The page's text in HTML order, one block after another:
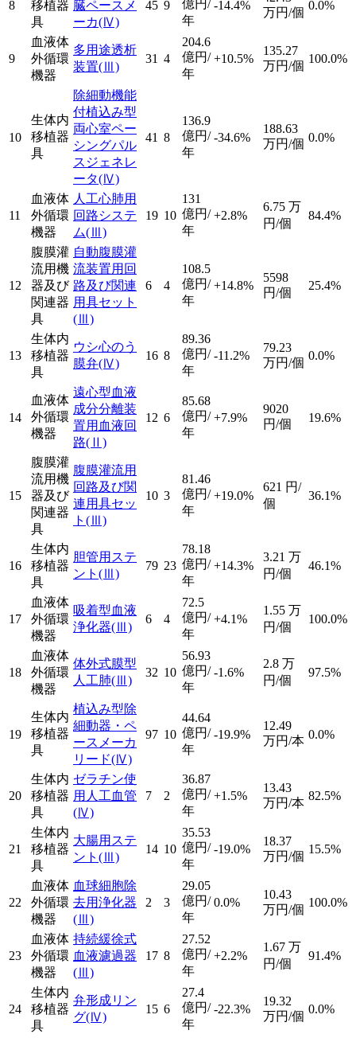
8
移植器
具
臓ペースメ
ーカ(Ⅳ)
45 9
億円/
年
-14.4%
万円/個
0.0%
9
血液体
外循環
機器
多用途透析
装置(Ⅲ)
31 4
204.6
億円/
年
+10.5%
135.27
万円/個
100.0%
10
生体内
移植器
具
除細動機能
付植込み型
両心室ペー
シングパル
スジェネレ
ータ(Ⅳ)
41 8
136.9
億円/
年
-34.6%
188.63
万円/個 0.0%
11
血液体
外循環
機器
人工心肺用
回路システ
ム(Ⅲ)
19 10
131
億円/
年
+2.8%
6.75 万
円/個
84.4%
12
腹膜灌
流用機
器及び
関連器
具
自動腹膜灌
流装置用回
路及び関連
用具セット
(Ⅲ)
6 4
108.5
億円/
年
+14.8%
5598
円/個
25.4%
13
生体内
移植器
具
ウシ心のう
膜弁(Ⅳ)
16 8
89.36
億円/
年
-11.2%
79.23
万円/個
0.0%
14
血液体
外循環
機器
遠心型血液
成分分離装
置用血液回
路(Ⅱ)
12 6
85.68
億円/
年
+7.9%
9020
円/個
19.6%
15
腹膜灌
流用機
器及び
関連器
具
腹膜灌流用
回路及び関
連用具セッ
ト (Ⅲ)
10 3
81.46
億円/
年
+19.0%
621 円/
個
36.1%
16
生体内
移植器
具
胆管用ステ
ント (Ⅲ)
79 23
78.18
億円/
年
+14.3%
3.21 万
円/個
46.1%
17
血液体
外循環
機器
吸着型血液
浄化器(Ⅲ)
6 4
72.5
億円/
年
+4.1%
1.55 万
円/個
100.0%
18
血液体
外循環
機器
体外式膜型
人工肺(Ⅲ)
32 10
56.93
億円/
年
-1.6%
2.8 万
円/個
97.5%
19
生体内
移植器
具
植込み型除
細動器・ペ
ースメーカ
リード(Ⅳ)
97 10
44.64
億円/
年
-19.9%
12.49
万円/本 0.0%
20
生体内
移植器
具
ゼラチン使
用人工血管
(Ⅳ)
7 2
36.87
億円/
年
+1.5%
13.43
万円/本
82.5%
21
生体内
移植器
具
大腸用ステ
ント (Ⅲ)
14 10
35.53
億円/
年
-19.0%
18.37
万円/個
15.5%
22
血液体
外循環
機器
血球細胞除
去用浄化器
(Ⅲ)
2 3
29.05
億円/
年
0.0%
10.43
万円/個
100.0%
23
血液体
外循環
機器
持続緩徐式
血液濾過器
(Ⅲ)
17 8
27.52
億円/
年
+2.2%
1.67 万
円/個
91.4%
24
生体内
移植器
具
弁形成リン
グ(Ⅳ)
15 6
27.4
億円/
年
-22.3%
19.32
万円/個
0.0%